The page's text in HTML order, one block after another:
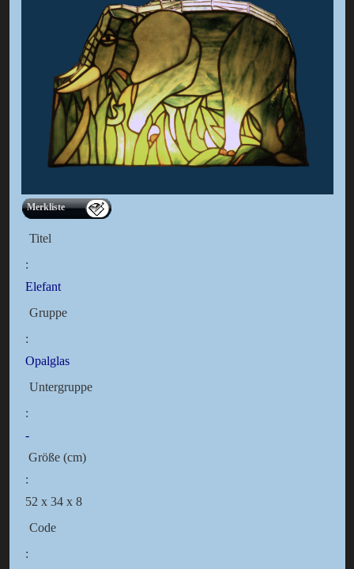
Merkliste
Titel
:
Elefant
Gruppe
:
Opalglas
Untergruppe
:
-
Größe (cm)
:
52 x 34 x 8
Code
: